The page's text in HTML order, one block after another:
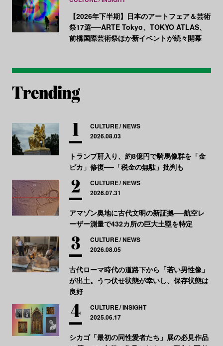
【2026年下半期】日本のアートフェア＆芸術
祭17選──ARTE Tokyo、TOKYO ATLAS、
前橋国際芸術祭ほか新イベントが続々開幕
CULTURE NEWS
2026.08.03
トランプ肝入り、約8億円で騎馬像群を「金
ピカ」修復──「税金の無駄」批判も
CULTURE NEWS
2026.07.31
アマゾン奥地に古代文明の新証拠──航空レ
ーザー測量で432カ所の巨大土塁を特定
CULTURE NEWS
2026.08.05
古代ローマ時代の道路下から「若い男性像」
が出土。うつ伏せ状態が幸いし、保存状態は
良好
CULTURE INSIGHT
2025.06.17
シカゴ「最初の同性愛者たち」展の必見作品